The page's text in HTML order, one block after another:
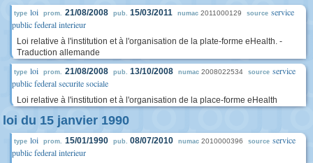
type loi prom. 21/08/2008 pub. 15/03/2011 numac 2011000129 source service
public federal interieur
Loi relative à l'institution et à l'organisation de la plate-forme eHealth. -
Traduction allemande
type loi prom. 21/08/2008 pub. 13/10/2008 numac 2008022534 source service
public federal securite sociale
Loi relative à l'institution et à l'organisation de la place-forme eHealth
loi du 15 janvier 1990
type loi prom. 15/01/1990 pub. 08/07/2010 numac 2010000396 source service
public federal interieur